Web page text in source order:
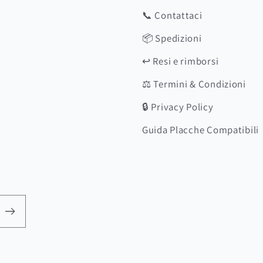
📞 Contattaci
📦 Spedizioni
↩️ Resi e rimborsi
⚖️ Termini & Condizioni
🔒 Privacy Policy
Guida Placche Compatibili